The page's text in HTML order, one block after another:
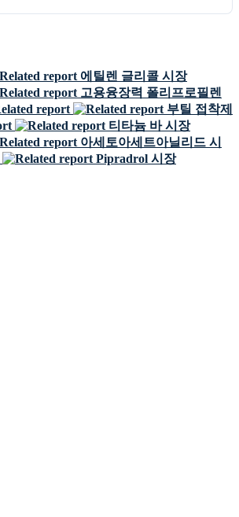
에틸렌 글리콜 시장
고용융장력 폴리프로필렌
부틸 접착제
티타늄 바 시장
아세토아세트아닐리드 시
Pipradrol 시장